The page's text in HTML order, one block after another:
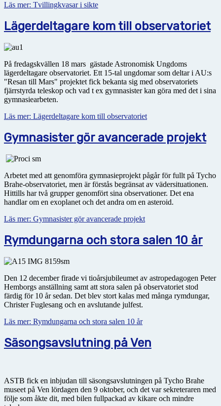
Läs mer: Tvillingkvasar i sikte
Lägerdeltagare kom till observatoriet
På fredagskvällen 18 mars gästade Astronomisk Ungdoms
lägerdeltagare observatoriet. Ett 15-tal ungdomar som deltar i AU:s
"Resan till Mars" projektet fick bekanta sig med observatoriets
fjärrstyrda teleskop och vad t ex gymnasister kan göra med det i sina
gymnasiearbeten.
Läs mer: Lägerdeltagare kom till observatoriet
Gymnasister gör avancerade projekt
Arbetet med att genomföra gymnasieprojekt pågår för fullt på Tycho
Brahe-observatoriet, men är förstås begränsat av vädersituationen.
Hittills har två grupper genomfört sina observationer. Det ena
handlar om en exoplanet och det andra om en asteroid.
Läs mer: Gymnasister gör avancerade projekt
Rymdungarna och stora salen 10 år
Den 12 december firade vi tioårsjubileumet av astropedagogen Peter
Hemborgs anställning samt att stora salen på observatoriet stod
färdig för 10 år sedan. Det blev stort kalas med många rymdungar,
Christer Fuglesang och en avslutande julfest.
Läs mer: Rymdungarna och stora salen 10 år
Säsongsavslutning på Ven
ASTB fick en inbjudan till säsongsavslutningen på Tycho Brahe
museet på Ven lördagen den 9 oktober, och det var sekreteraren med
följe som åkte dit, med bilen fullpackad av kikare och mindre